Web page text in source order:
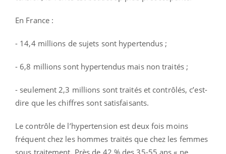
En France :
- 14,4 millions de sujets sont hypertendus ;
- 6,8 millions sont hypertendus mais non traités ;
- seulement 2,3 millions sont traités et contrôlés, c’est-
dire que les chiffres sont satisfaisants.
Le contrôle de l’hypertension est deux fois moins
fréquent chez les hommes traités que chez les femmes